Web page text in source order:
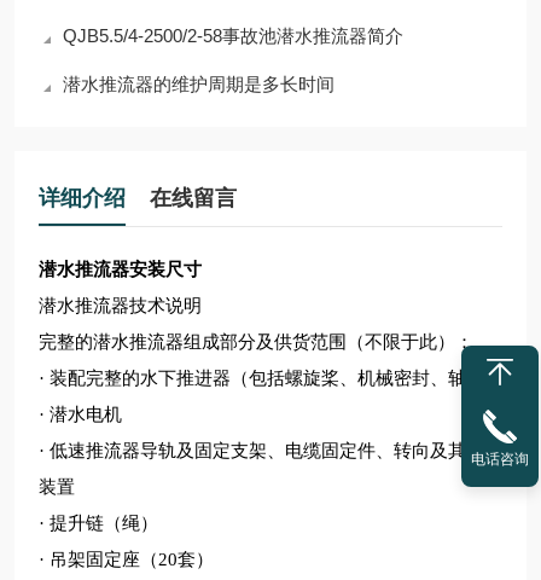
QJB5.5/4-2500/2-58事故池潜水推流器简介
潜水推流器的维护周期是多长时间
详细介绍 在线留言
潜水推流器安装尺寸
潜水推流器技术说明
完整的潜水推流器组成部分及供货范围（不限于此）：
· 装配完整的水下推进器（包括螺旋桨、机械密封、轴等）
· 潜水电机
· 低速推流器导轨及固定支架、电缆固定件、转向及其定位
装置
· 提升链（绳）
· 吊架固定座（20套）
电话咨询